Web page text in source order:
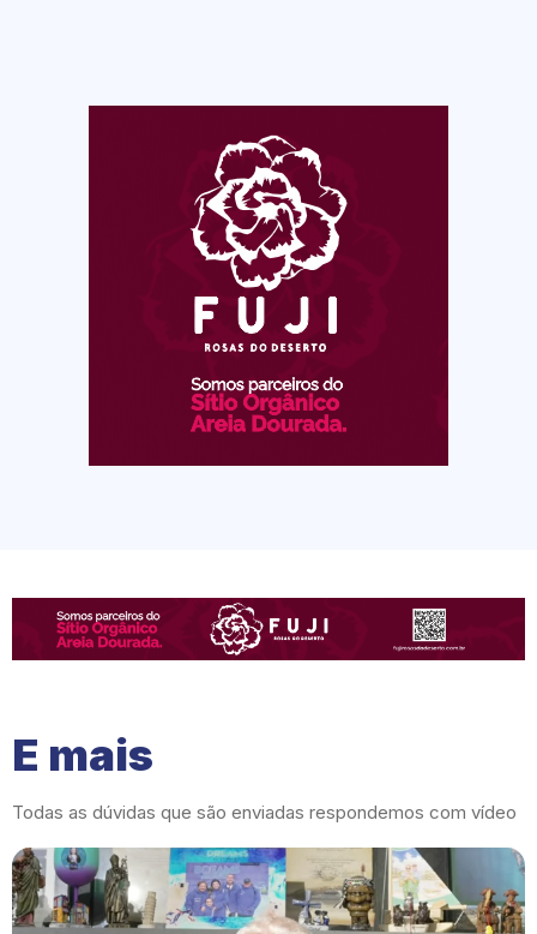
E mais
Todas as dúvidas que são enviadas respondemos com vídeo